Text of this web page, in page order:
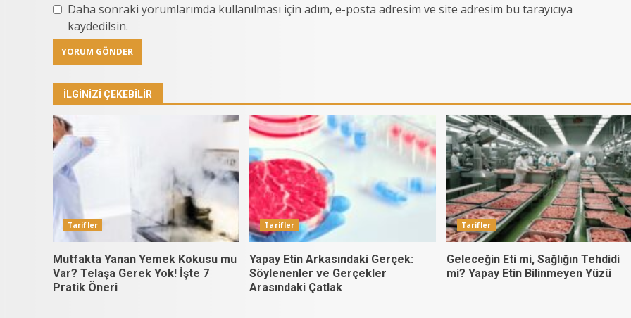
Daha sonraki yorumlarımda kullanılması için adım, e-posta adresim ve site adresim bu tarayıcıya
kaydedilsin.
İLGINIZI ÇEKEBILIR
Tarifler
Mutfakta Yanan Yemek Kokusu mu
Var? Telaşa Gerek Yok! İşte 7
Pratik Öneri
Tarifler
Yapay Etin Arkasındaki Gerçek:
Söylenenler ve Gerçekler
Arasındaki Çatlak
Tarifler
Geleceğin Eti mi, Sağlığın Tehdidi
mi? Yapay Etin Bilinmeyen Yüzü